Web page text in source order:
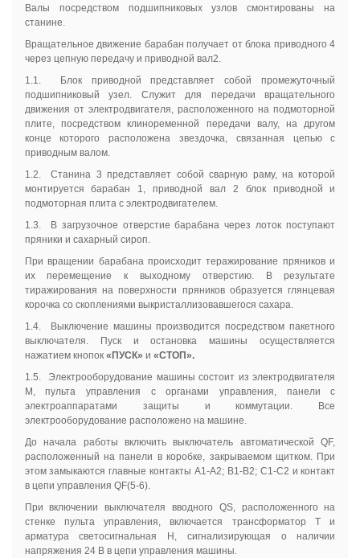
Валы посредством подшипниковых узлов смонтированы на
станине.
Вращательное движение барабан получает от блока приводного 4
через цепную передачу и приводной вал2.
1.1. Блок приводной представляет собой промежуточный
подшипниковый узел. Служит для передачи вращательного
движения от электродвигателя, расположенного на подмоторной
плите, посредством клиноременной передачи валу, на другом
конце которого расположена звездочка, связанная цепью с
приводным валом.
1.2. Станина 3 представляет собой сварную раму, на которой
монтируется барабан 1, приводной вал 2 блок приводной и
подмоторная плита с электродвигателем.
1.3. В загрузочное отверстие барабана через лоток поступают
пряники и сахарный сироп.
При вращении барабана происходит теражирование пряников и
их перемещение к выходному отверстию. В результате
тиражирования на поверхности пряников образуется глянцевая
корочка со скоплениями выкристаллизовавшегося сахара.
1.4. Выключение машины производится посредством пакетного
выключателя. Пуск и остановка машины осуществляется
нажатием кнопок «ПУСК» и «СТОП».
1.5. Электрооборудование машины состоит из электродвигателя
М, пульта управления с органами управления, панели с
электроаппаратами защиты и коммутации. Все
электрооборудование расположено на машине.
До начала работы включить выключатель автоматической QF,
расположенный на панели в коробке, закрываемом щитком. При
этом замыкаются главные контакты А1-А2; В1-В2; С1-С2 и контакт
в цепи управления QF(5-6).
При включении выключателя вводного QS, расположенного на
стенке пульта управления, включается трансформатор Т и
арматура светосигнальная Н, сигнализирующая о наличии
напряжения 24 В в цепи управления машины.